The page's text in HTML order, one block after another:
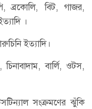
ব্রকোলি, বিট, গাজর,
।
ইত্যাদি।
বার্লি, ওটস,
সংক্রমণের ঝুঁকি